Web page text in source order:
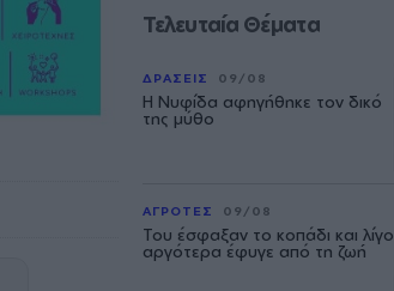
Τελευταία Θέματα
ΔΡΑΣΕΙΣ 09/08
Η Νυφίδα αφηγήθηκε τον δικό
της μύθο
ΑΓΡΟΤΕΣ 09/08
Του έσφαξαν το κοπάδι και λίγο
αργότερα έφυγε από τη ζωή